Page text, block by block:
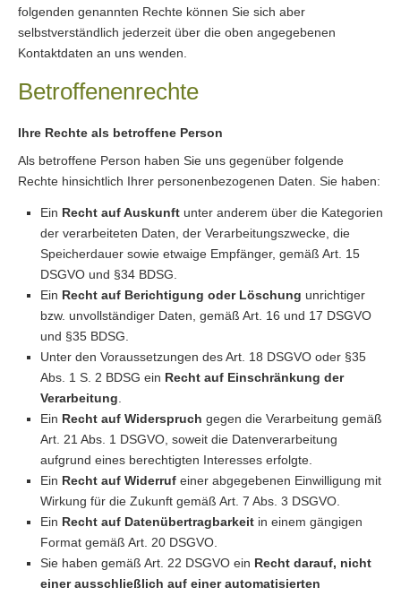
folgenden genannten Rechte können Sie sich aber
selbstverständlich jederzeit über die oben angegebenen
Kontaktdaten an uns wenden.
Betroffenenrechte
Ihre Rechte als betroffene Person
Als betroffene Person haben Sie uns gegenüber folgende
Rechte hinsichtlich Ihrer personenbezogenen Daten. Sie haben:
Ein Recht auf Auskunft unter anderem über die Kategorien
der verarbeiteten Daten, der Verarbeitungszwecke, die
Speicherdauer sowie etwaige Empfänger, gemäß Art. 15
DSGVO und §34 BDSG.
Ein Recht auf Berichtigung oder Löschung unrichtiger
bzw. unvollständiger Daten, gemäß Art. 16 und 17 DSGVO
und §35 BDSG.
Unter den Voraussetzungen des Art. 18 DSGVO oder §35
Abs. 1 S. 2 BDSG ein Recht auf Einschränkung der
Verarbeitung
Ein Recht auf Widerspruch gegen die Verarbeitung gemäß
Art. 21 Abs. 1 DSGVO, soweit die Datenverarbeitung
aufgrund eines berechtigten Interesses erfolgte.
Ein Recht auf Widerruf einer abgegebenen Einwilligung mit
Wirkung für die Zukunft gemäß Art. 7 Abs. 3 DSGVO.
Ein Recht auf Datenübertragbarkeit in einem gängigen
Format gemäß Art. 20 DSGVO.
Sie haben gemäß Art. 22 DSGVO ein Recht darauf, nicht
einer ausschließlich auf einer automatisierten